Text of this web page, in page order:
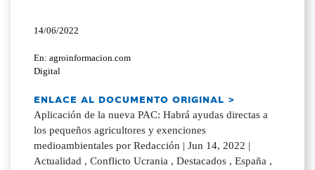
14/06/2022
En: agroinformacion.com
Digital
ENLACE AL DOCUMENTO ORIGINAL >
Aplicación de la nueva PAC: Habrá ayudas directas a
los pequeños agricultores y exenciones
medioambientales por Redacción | Jun 14, 2022 |
Actualidad , Conflicto Ucrania , Destacados , España ,